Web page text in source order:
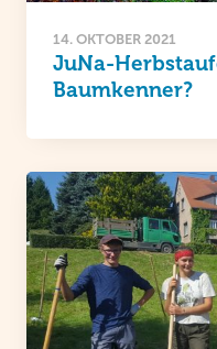
14. OKTOBER 2021
JuNa-
Baumkenner?